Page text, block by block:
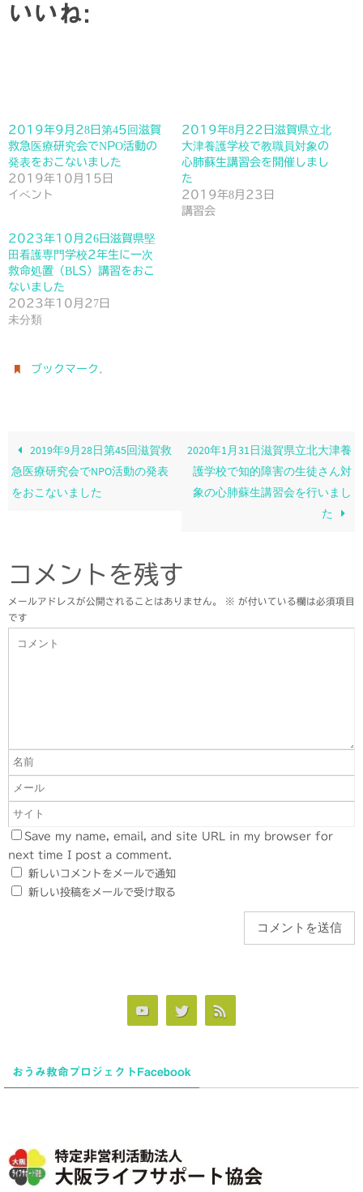
いいね:
2019年9月28日第45回滋賀
救急医療研究会でNPO活動の
発表をおこないました
2019年10月15日
イベント
2019年8月22日滋賀県立北
大津養護学校で教職員対象の
心肺蘇生講習会を開催しまし
た
2019年8月23日
講習会
2023年10月26日滋賀県堅
田看護専門学校2年生に一次
救命処置（BLS）講習をおこ
ないました
2023年10月27日
未分類
ブックマーク
2019年9月28日第45回滋賀救
急医療研究会でNPO活動の発表
をおこないました
2020年1月31日滋賀県立北大津養
護学校で知的障害の生徒さん対
象の心肺蘇生講習会を行いまし
た
コメントを残す
メールアドレスが公開されることはありません。 ※ が付いている欄は必須項目
です
Save my name, email, and site URL in my browser for
next time I post a comment.
新しいコメントをメールで通知
新しい投稿をメールで受け取る
おうみ救命プロジェクトFacebook